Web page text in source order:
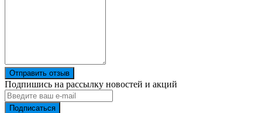
Отправить отзыв
Подпишись на рассылку новостей и акций